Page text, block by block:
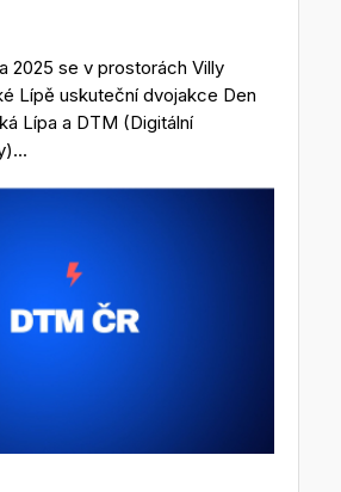
2025 se v prostorách Villy
Lípě uskuteční dvojakce Den
Lípa a DTM (Digitální